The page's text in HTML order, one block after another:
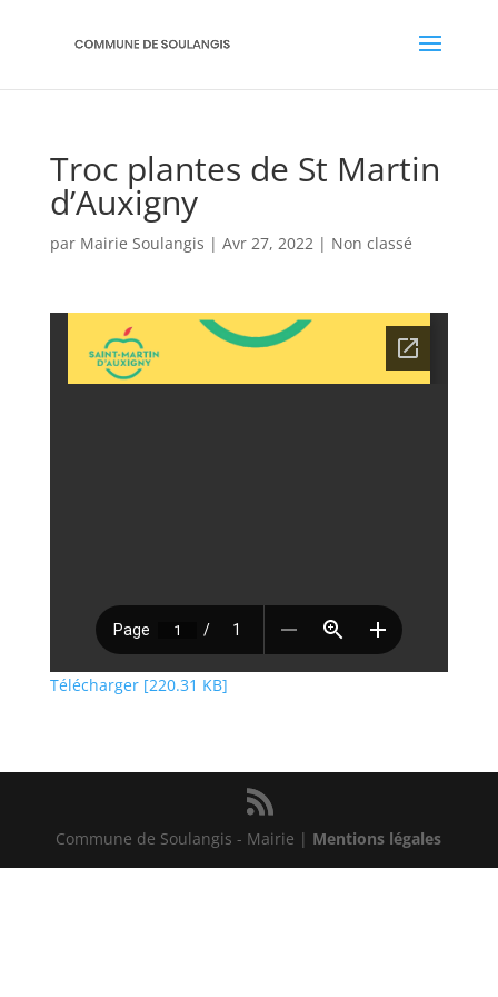
Troc plantes de St Martin
d’Auxigny
par Mairie Soulangis | Avr 27, 2022| Non classé
Télécharger [220.31 KB]
Commune de Soulangis - Mairie | Mentions légales